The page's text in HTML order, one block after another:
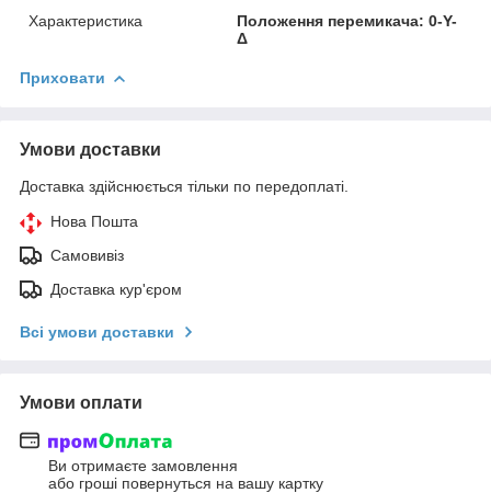
Характеристика
Положення перемикача: 0-Y-
Δ
Приховати
Умови доставки
Доставка здійснюється тільки по передоплаті.
Нова Пошта
Самовивіз
Доставка кур'єром
Всі умови доставки
Умови оплати
Ви отримаєте замовлення
або гроші повернуться на вашу картку